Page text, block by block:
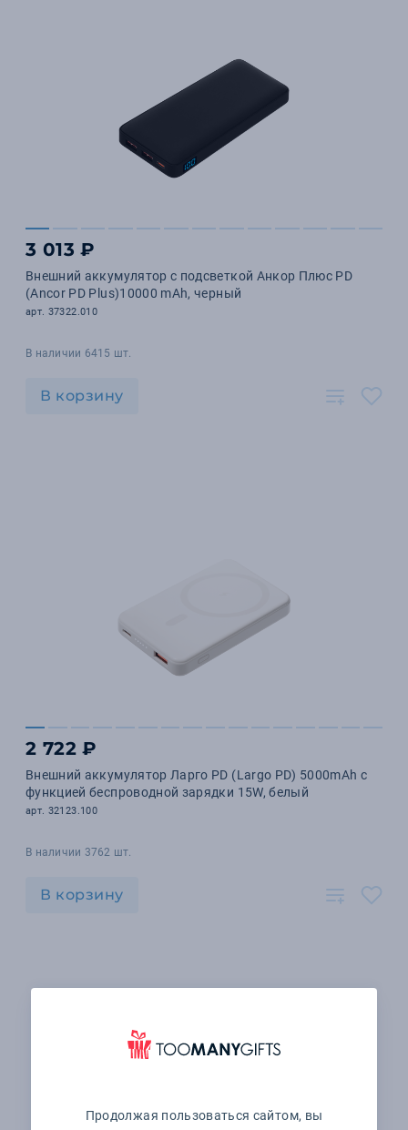
3 013 ₽
Внешний аккумулятор с подсветкой Анкор Плюс PD
(Ancor PD Plus)10000 mAh, черный
арт. 37322.010
В наличии 6415 шт.
В корзину
2 722 ₽
Внешний аккумулятор Ларго PD (Largo PD) 5000mAh с
функцией беспроводной зарядки 15W, белый
арт. 32123.100
В наличии 3762 шт.
В корзину
Продолжая пользоваться сайтом, вы